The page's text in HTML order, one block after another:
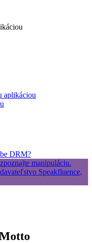
aplikáciou
DRM?